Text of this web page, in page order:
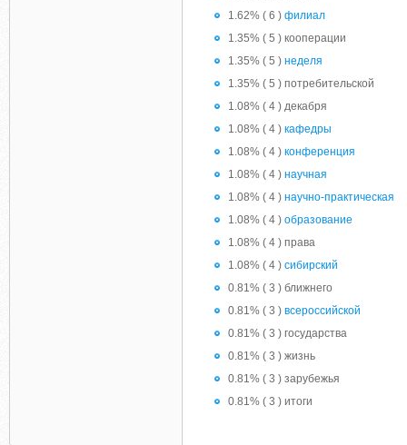
1.62% ( 6 ) филиал
1.35% ( 5 ) кооперации
1.35% ( 5 ) неделя
1.35% ( 5 ) потребительской
1.08% ( 4 ) декабря
1.08% ( 4 ) кафедры
1.08% ( 4 ) конференция
1.08% ( 4 ) научная
1.08% ( 4 ) научно-практическая
1.08% ( 4 ) образование
1.08% ( 4 ) права
1.08% ( 4 ) сибирский
0.81% ( 3 ) ближнего
0.81% ( 3 ) всероссийской
0.81% ( 3 ) государства
0.81% ( 3 ) жизнь
0.81% ( 3 ) зарубежья
0.81% ( 3 ) итоги